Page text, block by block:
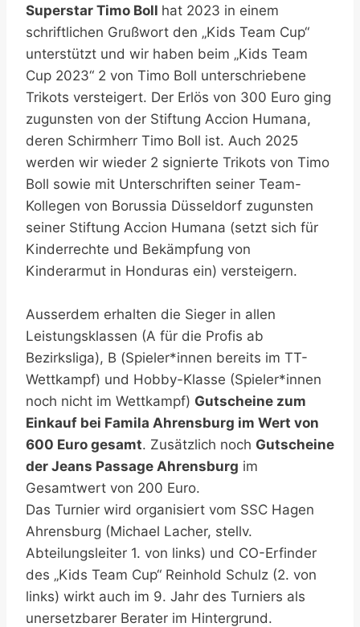
Superstar Timo Boll hat 2023 in einem
schriftlichen Grußwort den „Kids Team Cup“
unterstützt und wir haben beim „Kids Team
Cup 2023“ 2 von Timo Boll unterschriebene
Trikots versteigert. Der Erlös von 300 Euro ging
zugunsten von der Stiftung Accion Humana,
deren Schirmherr Timo Boll ist. Auch 2025
werden wir wieder 2 signierte Trikots von Timo
Boll sowie mit Unterschriften seiner Team-
Kollegen von Borussia Düsseldorf zugunsten
seiner Stiftung Accion Humana (setzt sich für
Kinderrechte und Bekämpfung von
Kinderarmut in Honduras ein) versteigern.
Ausserdem erhalten die Sieger in allen
Leistungsklassen (A für die Profis ab
Bezirksliga), B (Spieler*innen bereits im TT-
Wettkampf) und Hobby-Klasse (Spieler*innen
noch nicht im Wettkampf) Gutscheine zum
Einkauf bei Famila Ahrensburg im Wert von
600 Euro gesamt. Zusätzlich noch Gutscheine
der Jeans Passage Ahrensburg im
Gesamtwert von 200 Euro.
Das Turnier wird organisiert vom SSC Hagen
Ahrensburg (Michael Lacher, stellv.
Abteilungsleiter 1. von links) und CO-Erfinder
des „Kids Team Cup“ Reinhold Schulz (2. von
links) wirkt auch im 9. Jahr des Turniers als
unersetzbarer Berater im Hintergrund.